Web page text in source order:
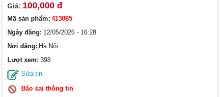
Giá: 100,000 đ
Mã sản phẩm: 413065
Ngày đăng: 12/05/2026 - 16:28
Nơi đăng: Hà Nội
Lượt xem: 398
Sửa tin
Báo sai thông tin